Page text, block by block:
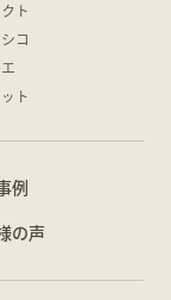
ト
コ
ト
例
の声